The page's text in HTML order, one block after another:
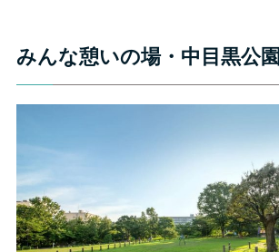
みんな憩いの場・中目黒公園